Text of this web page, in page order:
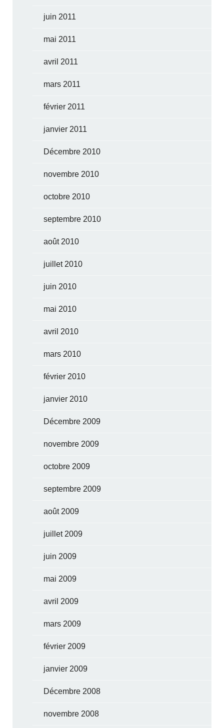
juin 2011
mai 2011
avril 2011
mars 2011
février 2011
janvier 2011
Décembre 2010
novembre 2010
octobre 2010
septembre 2010
août 2010
juillet 2010
juin 2010
mai 2010
avril 2010
mars 2010
février 2010
janvier 2010
Décembre 2009
novembre 2009
octobre 2009
septembre 2009
août 2009
juillet 2009
juin 2009
mai 2009
avril 2009
mars 2009
février 2009
janvier 2009
Décembre 2008
novembre 2008